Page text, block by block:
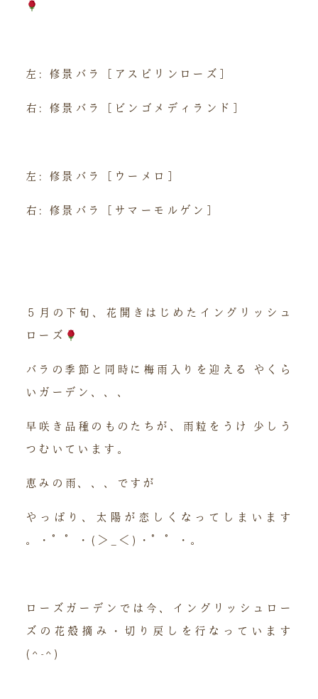
左: 修景バラ［アスピリンローズ］
右: 修景バラ［ビンゴメディランド］
左: 修景バラ［ウーメロ］
右: 修景バラ［サマーモルゲン］
５月の下旬、花開きはじめたイングリッシュ
ローズ
バラの季節と同時に梅雨入りを迎える やくら
いガーデン、、、
早咲き品種のものたちが、雨粒をうけ 少しう
つむいています。
恵みの雨、、、ですが
やっぱり、太陽が恋しくなってしまいます
。・°°・(＞_＜)・°°・。
ローズガーデンでは今、イングリッシュロー
ズの花殻摘み・切り戻しを行なっています
(^-^)